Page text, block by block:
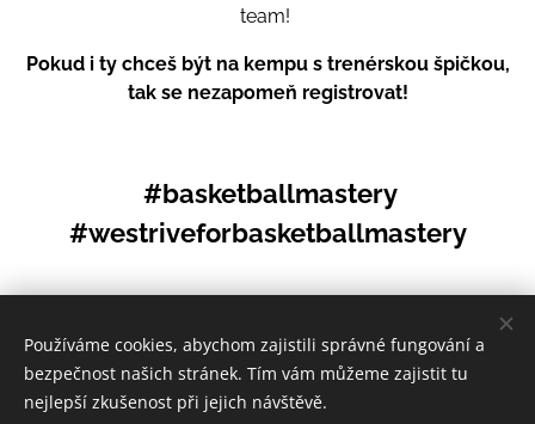
team!
Pokud i ty chceš být na kempu s trenérskou špičkou,
tak se nezapomeň registrovat!
#basketballmastery
#westriveforbasketballmastery
Používáme cookies, abychom zajistili správné fungování a
bezpečnost našich stránek. Tím vám můžeme zajistit tu
nejlepší zkušenost při jejich návštěvě.